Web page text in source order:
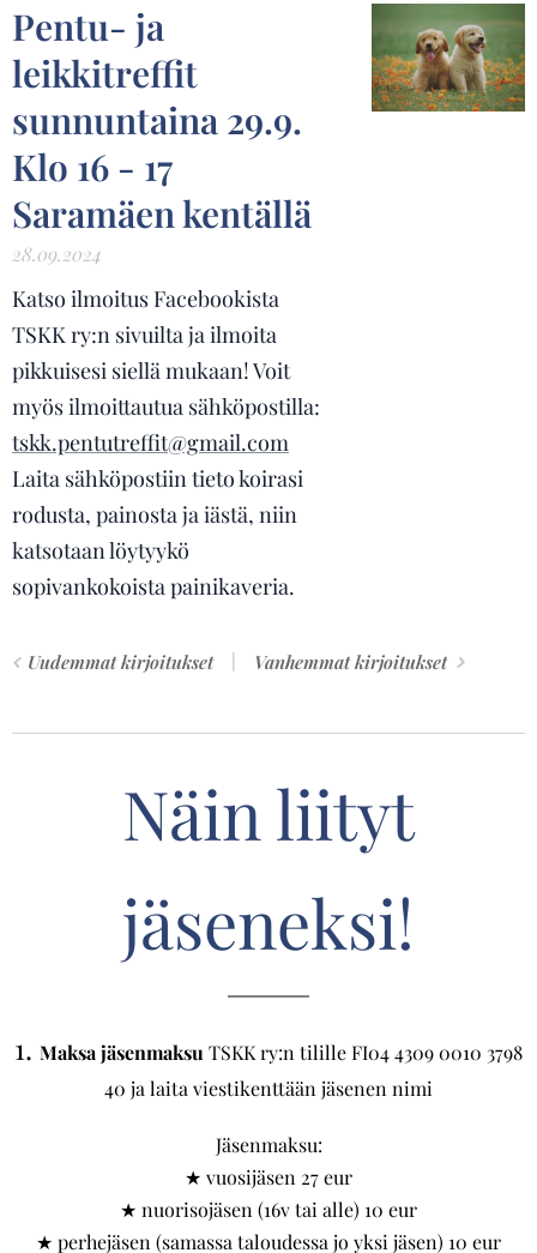
Pentu- ja
leikkitreffit
sunnuntaina 29.9.
Klo 16 - 17
Saramäen kentällä
28.09.2024
Katso ilmoitus Facebookista
TSKK ry:n sivuilta ja ilmoita
pikkuisesi siellä mukaan! Voit
myös ilmoittautua sähköpostilla:
tskk.pentutreffit@gmail.com
Laita sähköpostiin tieto koirasi
rodusta, painosta ja iästä, niin
katsotaan löytyykö
sopivankokoista painikaveria.
Uudemmat kirjoitukset Vanhemmat kirjoitukset
Näin liityt
jäseneksi!
1. Maksa jäsenmaksu TSKK ry:n tilille FI04 4309 0010 3798
40 ja laita viestikenttään jäsenen nimi
Jäsenmaksu:
★ vuosijäsen 27 eur
★ nuorisojäsen (16v tai alle) 10 eur
★ perhejäsen (samassa taloudessa jo yksi jäsen) 10 eur